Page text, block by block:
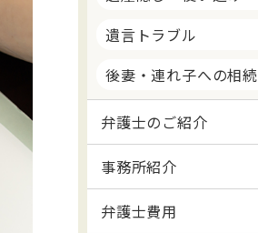
遺言トラブル
後妻・連れ子への相続
弁護士のご紹介
事務所紹介
弁護士費用